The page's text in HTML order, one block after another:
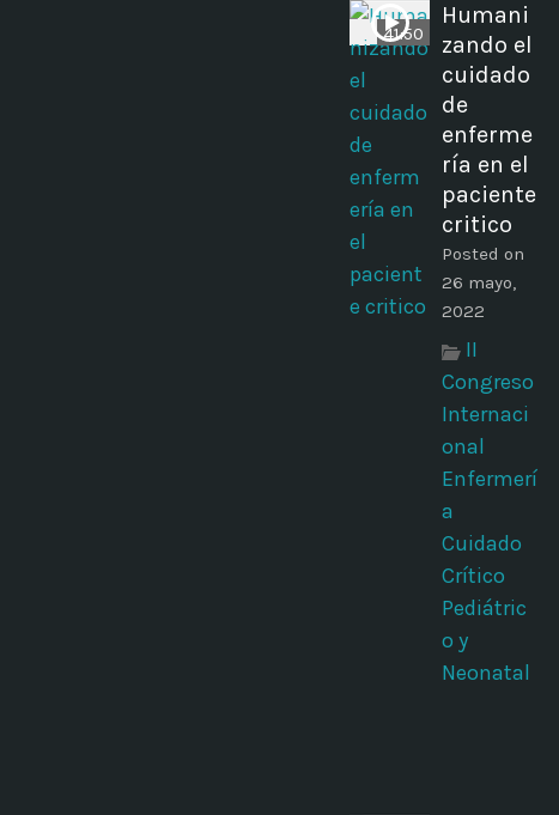
41:50
Humani
zando el
cuidado
de
enferme
ría en el
paciente
critico
Posted on
26 mayo,
2022
II
Congreso
Internaci
onal
Enfermerí
a
Cuidado
Crítico
Pediátric
o y
Neonatal